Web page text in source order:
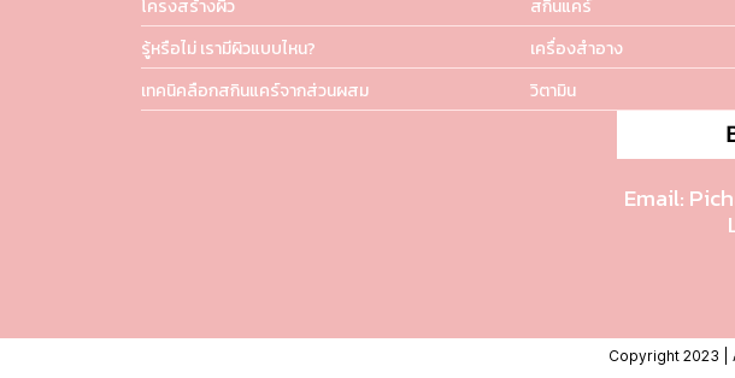
โครงสร้างผิว
รู้หรือไม่ เรามีผิวแบบไหน?
เทคนิคลือกสกินแคร์จากส่วนผสม
สกินแคร์
เครื่องสำอาง
วิตามิน
Email:
Copyright 2023 |